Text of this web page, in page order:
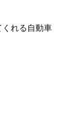
れる自動車